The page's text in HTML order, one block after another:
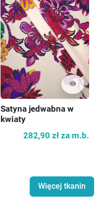
visibility
Satyna jedwabna w
kwiaty
282,90 zł za m.b.
Więcej tkanin